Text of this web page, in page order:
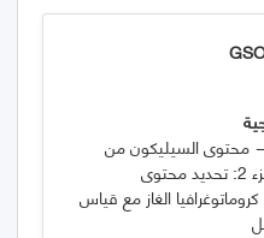
— محتوى السيليكون من
الميثان الحيوي — الجزء 2: تحديد محتوى
الغاز مع قياس